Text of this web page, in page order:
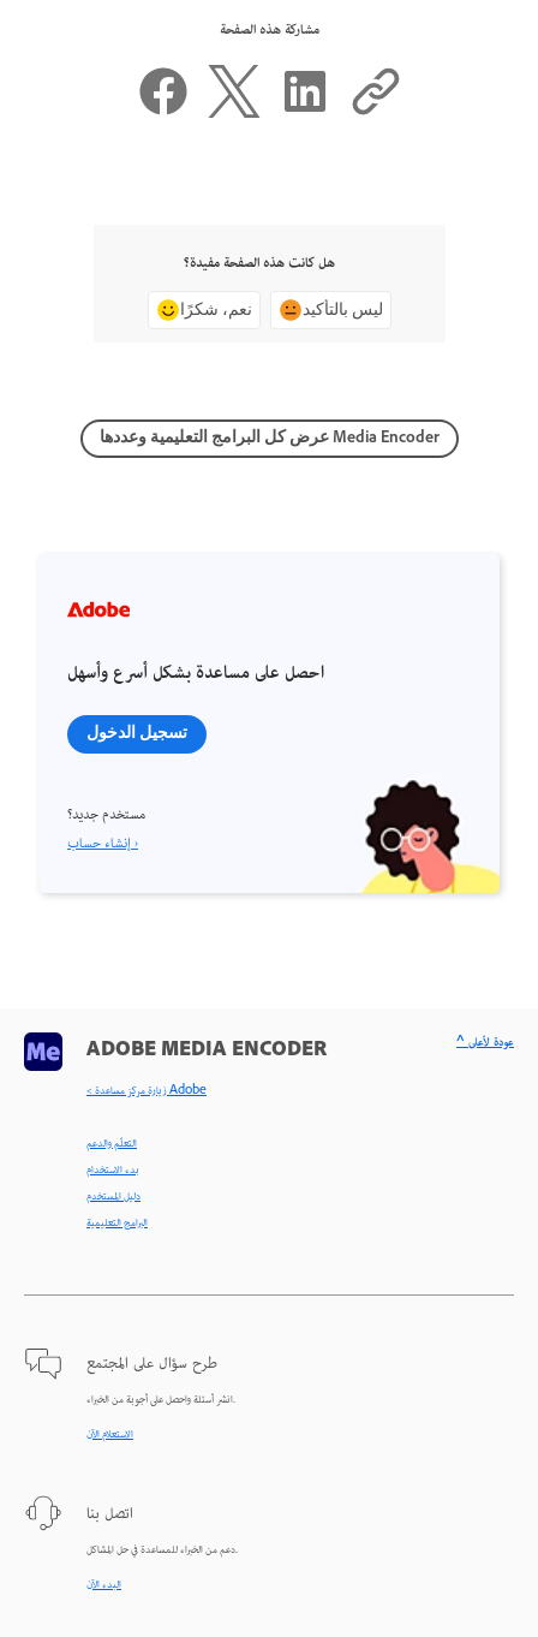
مشاركة هذه الصفحة
هل كانت هذه الصفحة مفيدة؟
نعم، شكرًا ليس بالتأكيد
عرض كل البرامج التعليمية وعددها Media Encoder
احصل على مساعدة بشكل أسرع وأسهل
تسجيل الدخول
مستخدم جديد؟
إنشاء حساب ›
ADOBE MEDIA ENCODER
< زيارة مركز مساعدة Adobe
التعلّم والدعم
بدء الاستخدام
دليل المستخدم
البرامج التعليمية
طرح سؤال على المجتمع
انشر أسئلة واحصل على أجوبة من الخبراء.
الاستعلام الآن
اتصل بنا
دعم من الخبراء للمساعدة في حل المشاكل.
البدء الآن
^ عودة لأعلى